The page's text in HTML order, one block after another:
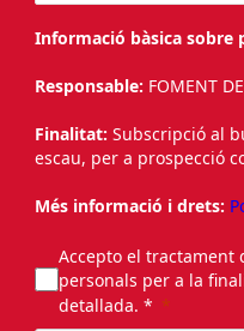
Informació bàsica sobre
Responsable: FOMENT
Finalitat: Subscripció al
escau, per a prospecció
Més informació i drets:
Accepto el tractament
personals per a la
detallada. *